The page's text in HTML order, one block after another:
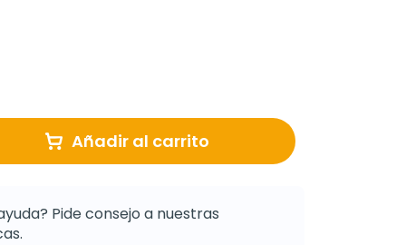
Añadir al carrito
Pide consejo a nuestras